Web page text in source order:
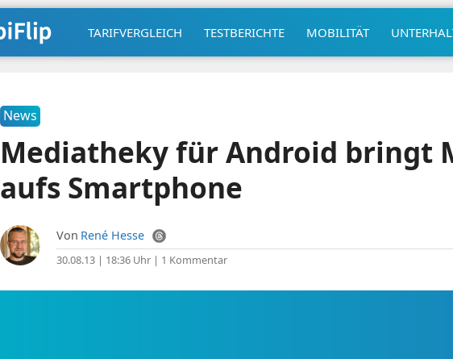
TARIFVERGLEICH TESTBERICHTE MOBILITÄT
News
Mediatheky für Android bringt
aufs Smartphone
Von René Hesse
30.08.13 | 18:36 Uhr| 1 Kommentar